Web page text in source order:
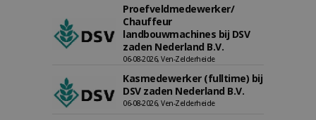
Proefveldmedewerker/
Chauffeur
landbouwmachines bij DSV
zaden Nederland B.V.
06-08-2026, Ven-Zelderheide
Kasmedewerker (fulltime) bij
DSV zaden Nederland B.V.
06-08-2026, Ven-Zelderheide